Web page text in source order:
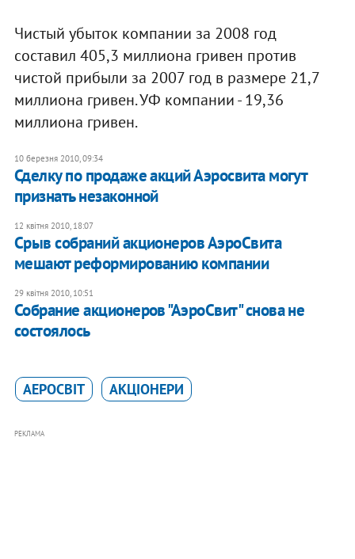
Чистый убыток компании за 2008 год
составил 405,3 миллиона гривен против
чистой прибыли за 2007 год в размере 21,7
миллиона гривен. УФ компании - 19,36
миллиона гривен.
10 березня 2010, 09:34
Сделку по продаже акций Аэросвита могут
признать незаконной
12 квітня 2010, 18:07
Срыв собраний акционеров АэроСвита
мешают реформированию компании
29 квітня 2010, 10:51
Собрание акционеров "АэроСвит" снова не
состоялось
АЕРОСВІТ АКЦІОНЕРИ
РЕКЛАМА